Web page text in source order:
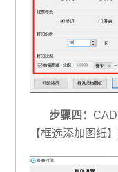
步骤四：
【框选添加图纸